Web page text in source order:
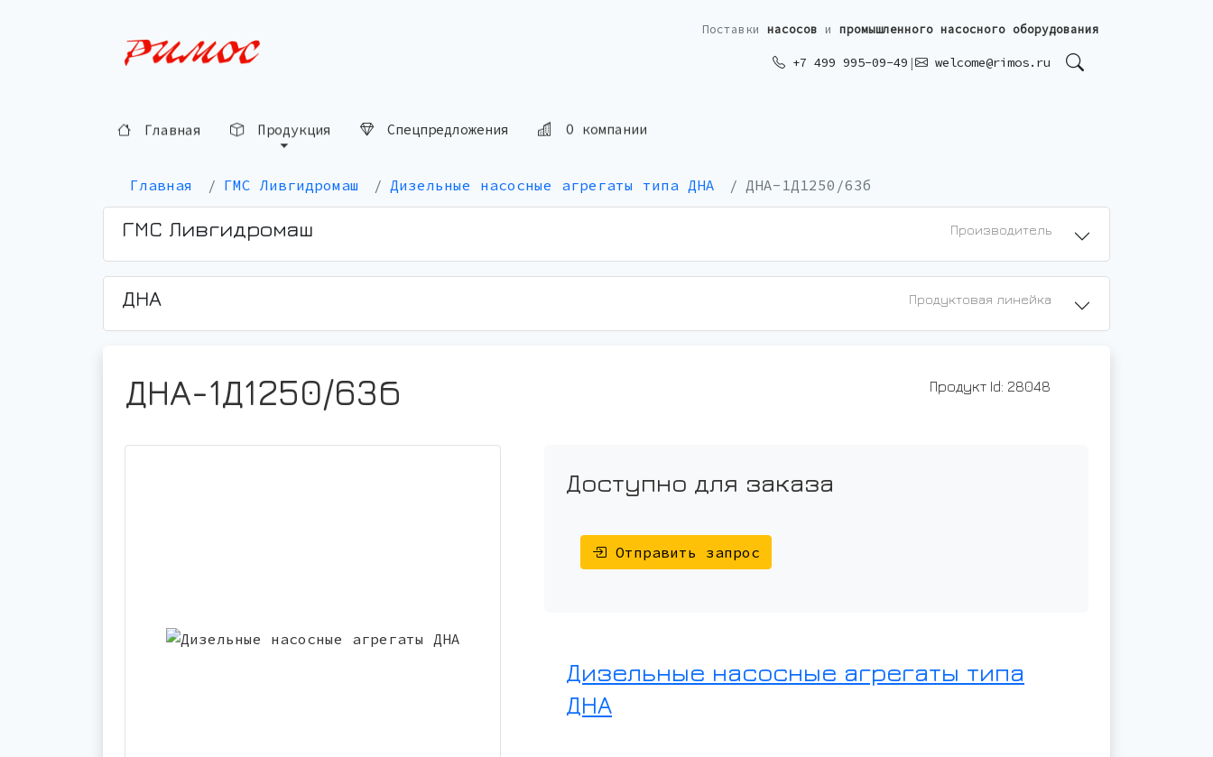
Поставки насосов и промышленного насосного оборудования
+7 499 995-09-49 | welcome@rimos.ru
Главная Продукция Спецпредложения О компании
Главная ГМС Ливгидромаш Дизельные насосные агрегаты типа ДНА ДНА-1Д1250/63б
ГМС Ливгидромаш Производитель
ДНА Продуктовая линейка
ДНА-1Д1250/63б Продукт Id: 28048
Доступно для заказа
Отправить запрос
Дизельные насосные агрегаты типа
ДНА